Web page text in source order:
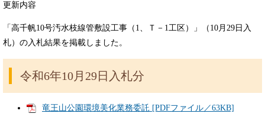
更新内容
「高千帆10号汚水枝線管敷設工事（1、Ｔ－1工区）」（10月29日入
札）の入札結果を掲載しました。
令和6年10月29日入札分
竜王山公園環境美化業務委託 [PDFファイル／63KB]